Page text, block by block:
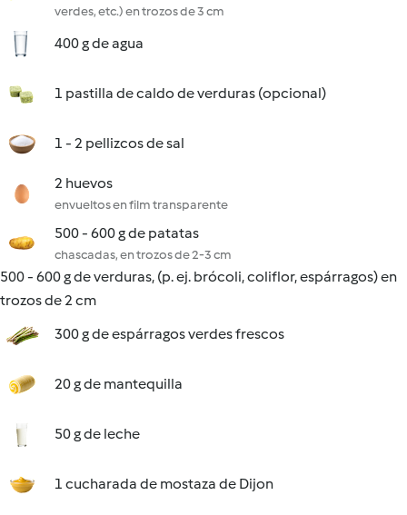
verdes, etc.) en trozos de 3 cm
400 g de agua
1 pastilla de caldo de verduras (opcional)
1 - 2 pellizcos de sal
2 huevos
envueltos en film transparente
500 - 600 g de patatas
chascadas, en trozos de 2-3 cm
500 - 600 g de verduras, (p. ej. brócoli, coliflor, espárragos) en
trozos de 2 cm
300 g de espárragos verdes frescos
20 g de mantequilla
50 g de leche
1 cucharada de mostaza de Dijon